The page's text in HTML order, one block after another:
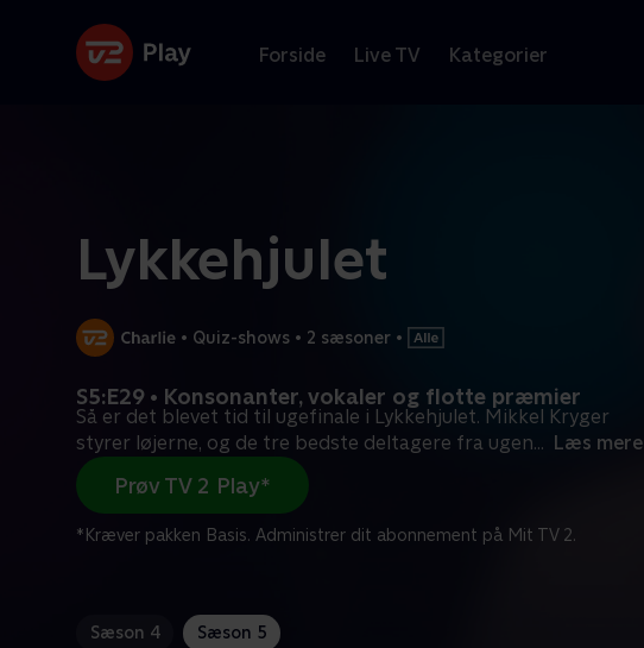
Forside Live TV Kategorier
Lykkehjulet
• Quiz-shows • 2 sæsoner •
S5:E29 • Konsonanter, vokaler og flotte præmier
Så er det blevet tid til ugefinale i Lykkehjulet. Mikkel Kryger
styrer løjerne, og de tre bedste deltagere fra ugen... Læs mere
Prøv TV 2 Play*
*Kræver pakken Basis. Administrer dit abonnement på Mit TV 2.
Sæson 4 Sæson 5